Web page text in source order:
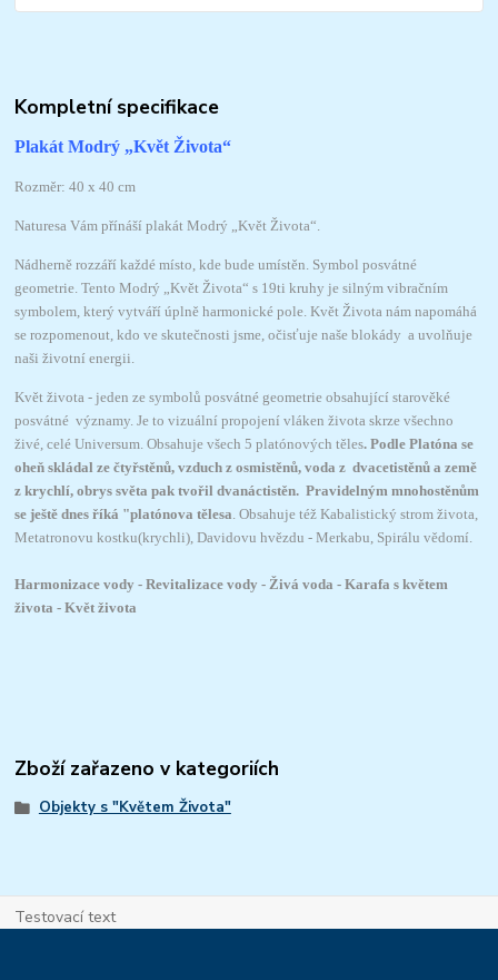
Kompletní specifikace
Plakát Modrý „Květ Života“
Rozměr: 40 x 40 cm
Naturesa Vám přínáší plakát Modrý „Květ Života“.
Nádherně rozzáří každé místo, kde bude umístěn. Symbol posvátné
geometrie. Tento Modrý „Květ Života“ s 19ti kruhy je silným vibračním
symbolem, který vytváří úplně harmonické pole. Květ Života nám napomáhá
se rozpomenout, kdo ve skutečnosti jsme, očisťuje naše blokády a uvolňuje
naši životní energii.
Květ života - jeden ze symbolů posvátné geometrie obsahující starověké
posvátné významy. Je to vizuální propojení vláken života skrze všechno
živé, celé Universum. Obsahuje všech 5 platónových těles. Podle Platóna se
oheň skládal ze čtyřstěnů, vzduch z osmistěnů, voda z dvacetistěnů a země
z krychlí, obrys světa pak tvořil dvanáctistěn. Pravidelným mnohostěnům
se ještě dnes říká "platónova tělesa. Obsahuje též Kabalistický strom života,
Metatronovu kostku(krychli), Davidovu hvězdu - Merkabu, Spirálu vědomí.
Harmonizace vody - Revitalizace vody - Živá voda - Karafa s květem
života - Květ života
Zboží zařazeno v kategoriích
Objekty s "Květem Života"
Testovací text